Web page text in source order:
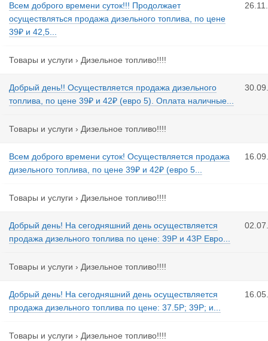
Всем доброго времени суток!!! Продолжает
осуществляться продажа дизельного топлива, по цене
39₽ и 42,5...
Товары и услуги › Дизельное топливо!!!!
Добрый день!! Осуществляется продажа дизельного
топлива, по цене 39₽ и 42₽ (евро 5). Оплата наличные...
Товары и услуги › Дизельное топливо!!!!
Всем доброго времени суток! Осуществляется продажа
дизельного топлива, по цене 39₽ и 42₽ (евро 5...
Товары и услуги › Дизельное топливо!!!!
Добрый день! На сегодняшний день осуществляется
продажа дизельного топлива по цене: 39Р и 43Р Евро...
Товары и услуги › Дизельное топливо!!!!
Добрый день! На сегодняшний день осуществляется
продажа дизельного топлива по цене: 37.5Р; 39Р; и...
Товары и услуги › Дизельное топливо!!!!